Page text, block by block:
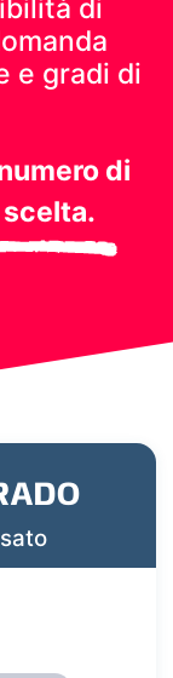
di
e gradi di
di